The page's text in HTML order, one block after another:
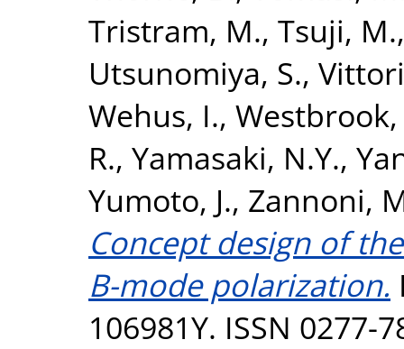
Tristram, M., Tsuji, M.
Utsunomiya, S.,
Wehus, I., Westbrook,
R., Yamasaki, N.Y.,
Yumoto, J., Zannoni,
Concept design of
B-mode polarization.
106981Y. ISSN 0277-